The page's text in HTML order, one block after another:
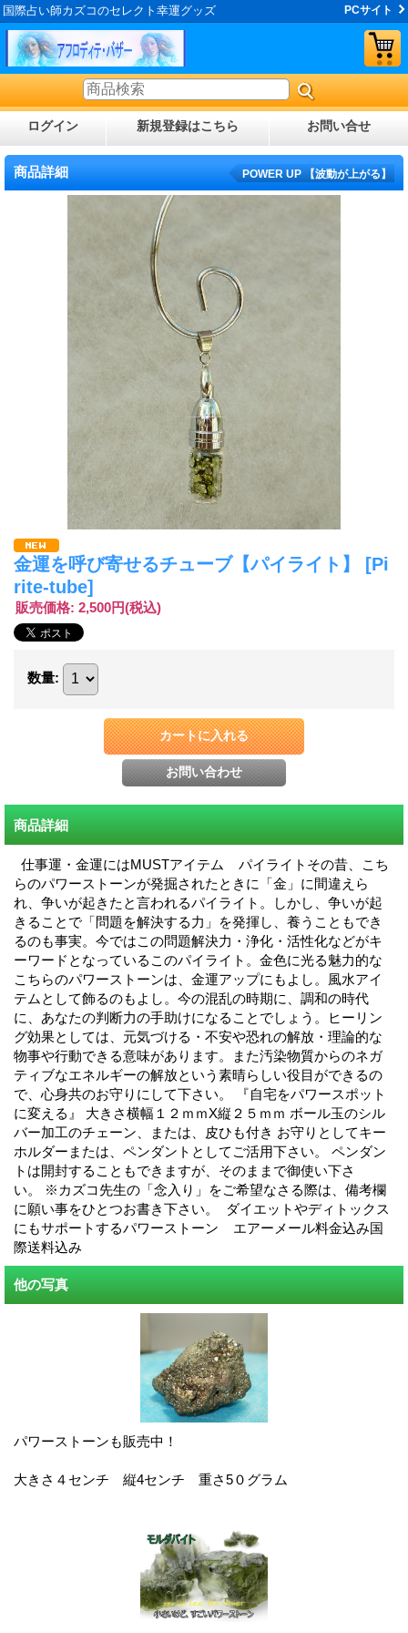
国際占い師カズコのセレクト幸運グッズ PCサイト
ログイン 新規登録はこちら お問い合せ
商品詳細 POWER UP 【波動が上がる】
金運を呼び寄せるチューブ【パイライト】
[Pi
rite-tube]
販売価格: 2,500円(税込)
数量:
商品詳細
仕事運・金運にはMUSTアイテム パイライトその昔、こち
らのパワーストーンが発掘されたときに「金」に間違えら
れ、争いが起きたと言われるパイライト。しかし、争いが起
きることで「問題を解決する力」を発揮し、養うこともでき
るのも事実。今ではこの問題解決力・浄化・活性化などがキ
ーワードとなっているこのパイライト。金色に光る魅力的な
こちらのパワーストーンは、金運アップにもよし。風水アイ
テムとして飾るのもよし。今の混乱の時期に、調和の時代
に、あなたの判断力の手助けになることでしょう。ヒーリン
グ効果としては、元気づける・不安や恐れの解放・理論的な
物事や行動できる意味があります。また汚染物質からのネガ
ティブなエネルギーの解放という素晴らしい役目ができるの
で、心身共のお守りにして下さい。 『自宅をパワースポット
に変える』 大きさ横幅１２ｍｍX縦２５ｍｍ ボール玉のシル
バー加工のチェーン、または、皮ひも付き お守りとしてキー
ホルダーまたは、ペンダントとしてご活用下さい。 ペンダン
トは開封することもできますが、そのままで御使い下さ
い。 ※カズコ先生の「念入り」をご希望なさる際は、備考欄
に願い事をひとつお書き下さい。 ダイエットやディトックス
にもサポートするパワーストーン エアーメール料金込み国
際送料込み
他の写真
パワーストーンも販売中！
大きさ４センチ 縦4センチ 重さ5０グラム